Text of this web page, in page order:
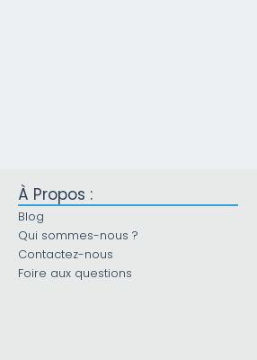
À Propos :
Blog
Qui sommes-nous ?
Contactez-nous
Foire aux questions